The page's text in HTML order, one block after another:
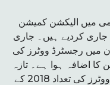
میں الیکشن کمیشن
جاری کردیے ہیں۔ جاری
میں رجسٹرڈ ووٹرز کی
چار سالوں کے دوران 21 ملین کا اضافہ ہوا ہے۔ تازہ
ترین اعداد و شمار کے مطابق، خواتین ووٹرز کی تعداد 2018 کے